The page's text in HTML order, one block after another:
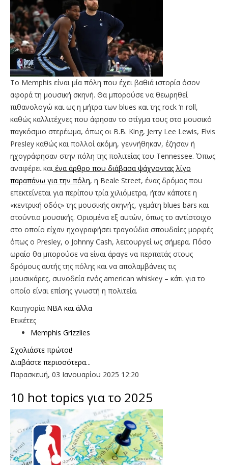
Το Memphis είναι μία πόλη που έχει βαθιά ιστορία όσον
αφορά τη μουσική σκηνή. Θα μπορούσε να θεωρηθεί
πιθανολογώ και ως η μήτρα των blues και της rock ‘n roll,
καθώς καλλιτέχνες που άφησαν το στίγμα τους στο μουσικό
παγκόσμιο στερέωμα, όπως οι B.B. King, Jerry Lee Lewis, Elvis
Presley καθώς και πολλοί ακόμη, γεννήθηκαν, έζησαν ή
ηχογράφησαν στην πόλη της πολιτείας του Tennessee. Όπως
αναφέρει και ένα άρθρο που διάβασα ψάχνοντας λίγο
παραπάνω για την πόλη, η Beale Street, ένας δρόμος που
επεκτείνεται για περίπου τρία χιλιόμετρα, ήταν κάποτε η
«κεντρική οδός» της μουσικής σκηνής, γεμάτη blues bars και
στούντιο μουσικής. Ορισμένα εξ αυτών, όπως το αντίστοιχο
στο οποίο είχαν ηχογραφήσει τραγούδια σπουδαίες μορφές
όπως ο Presley, o Johnny Cash, λειτουργεί ως σήμερα. Πόσο
ωραίο θα μπορούσε να είναι άραγε να περπατάς στους
δρόμους αυτής της πόλης και να απολαμβάνεις τις
μουσικάρες, συνοδεία ενός american whiskey – κάτι για το
οποίο είναι επίσης γνωστή η πολιτεία.
Κατηγορία NBA και άλλα
Ετικέτες
Memphis Grizzlies
Σχολιάστε πρώτοι!
Διαβάστε περισσότερα...
Παρασκευή, 03 Ιανουαρίου 2025 12:20
10 hot topics για το 2025